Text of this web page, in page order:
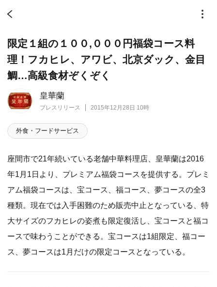
皇華蘭
プレスリリース 2015年12月28日 10時
限定１組の１００,０００円福袋コース料
理！フカヒレ、アワビ、北京ダック、金目
鯛…高級食材ぞくぞく
外食・フードサービス
座間市で21年続いている老舗中華料理店、皇華蘭は2016
年1月1日より、プレミアム福袋コースを提供する。プレミ
アム福袋コースは、宝コース、福コース、夢コースの全3
種類。現在では入手困難のため販売中止となっている、特
大サイズのフカヒレの姿煮も限定復活し、宝コースと福コ
ースで味わうことができる。宝コースは1組限定、福コー
ス、夢コースは1月だけの限定コースとなっている。